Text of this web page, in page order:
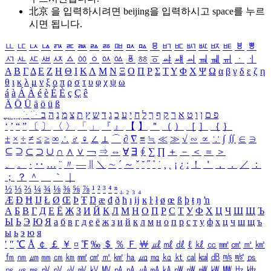
北京 을 입력하시려면 beijing을 입력하시고 space를 누르
시면 됩니다.
ㅥ ㅦ ㅧ ㅨ ㅩ ㅪ ㅫ ㅬ ㅭ ㅮ ㅯ ㅰ ㅱ ㅲ ㅳ ㅴ ㅵ ㅶ ㅷ ㅸ
ㅹ
ㅺ ㅻ ㅼ ㅽ ㅾ ㅿ ㆀ ㆁ ㆂ ㆃ ㆄ ㆅ ㆆ ㆇ ㆈ ㆉ ㆊ ㆋ ㆌ ㆍ
ㆎ
Α Β ΓΔ Ε Ζ Η Θ Ι ΚΛ Μ Ν Ξ Ο Π Ρ Σ ΤΥ Φ Χ Ψ Ω α β γ δ ε ζ η
θ ι κ λ μ ν ξ ο π ρ σ τ υ φ χ ψ ω
á à Á À é è É È ç Ç ê
Ä Ö Ü ä ö ü ß
ִֶֹ ֻּ ׁׂ פ ם ן ו ט א ר ק ף ך ל ח י ע כ ג ד ש ץ ת צ מ נ ה ב
‘ ’ “ ” 〔 〕 〈 〉 「 」 『 』 【 】 ＂ （ ） ［ ］ ｛ ｝
± × ÷ ≠ ≤ ≥ ∞ ∴ ♂ ♀ ∠ ⊥ ⌒ ∂ ∇ ≡ ≒ ≪ ≫ √ ∽ ∝ ∵ ∫ ∬ ∈ ∋
⊆ ⊇ ⊂ ⊃ ∪ ∩ ∧ ∨ ￢ ⇒ ⇔ ∀ ∃ ∮ ∑ ∏ ＋ － ＜ ＝
＞
、
。 · ‥ … ¨ 〃 ― ＼ ∼ ´ ～ ˇ ˘ ˝ ˚ ˙ ¸ ¡ ¿ ː ！ ＇ ， ． ／
：
；
？ ＾ ｀
½ ⅓ ⅔ ¼ ¾ ⅛ ⅜ ⅝ ⅞ ¹ ² ³ ⁴ ⁿ ₁ ₂ ₃ ₄
Æ Ð Ħ Ĳ Ł Ø Œ Þ Ŧ Ŋ æ đ ð ħ ı ĳ ĸ ŀ ł ø œ ß þ ŧ ŋ ŉ
А Б В Г Д Е Ё Ж З И Й К Л М Н О П Р С Т У Ф Х Ц Ч Ш Щ Ъ
Ы Ь Э Ю Я а б в г д е ё ж з и й к л м н о п р с т у ф х ц ч ш щ ъ
ы ь э ю я
′ ″ ℃ Å ￠ ￡ ￥ ¤ ℉ ‰ ＄ ％ Ｆ ￦ ㎕ ㎖ ㎗ ℓ ㎘ ㏄ ㎣ ㎤ ㎥ ㎦
㎙ ㎚ ㎛ ㎜ ㎝ ㎞ ㎟ ㎠ ㎡ ㎢ ㏊ ㎍ ㎎ ㎏ ㏏ ㎈ ㎉ ㏈ ㎧ ㎨ ㎰